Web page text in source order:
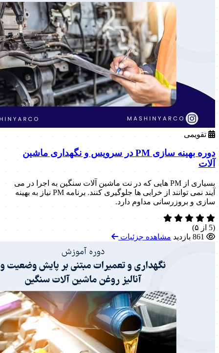
تقویمی
دوره بهینه سازی PM در سرویس و نگهداری ماشین
آلات
بسیاری از PM هایی که در نت ماشین آلات سنگین به اجرا در می
آیند نمی توانند از خرابی ها جلوگیری کنند. برنامه PM نیاز به بهینه
سازی و بروزرسانی مداوم دارد.
(5 از ۵)
مشاهده جزئیات